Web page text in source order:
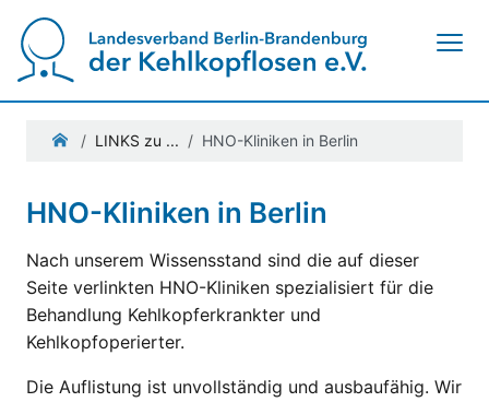
LINKS zu ... HNO-Kliniken in Berlin
HNO-Kliniken in Berlin
Nach unserem Wissensstand sind die auf dieser
Seite verlinkten HNO-Kliniken spezialisiert für die
Behandlung Kehlkopferkrankter und
Kehlkopfoperierter.
Die Auflistung ist unvollständig und ausbaufähig. Wir